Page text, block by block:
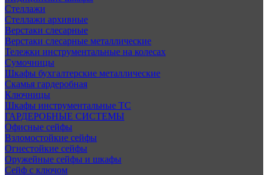
Стеллажи
Стеллажи архивные
Верстаки слесарные
Верстаки слесарные металлические
Тележки инструментальные на колесах
Сумочницы
Шкафы бухгалтерские металлические
Скамья гардеробная
Ключницы
Шкафы инструментальные ТС
ГАРДЕРОБНЫЕ СИСТЕМЫ
Офисные сейфы
Взломостойкие сейфы
Огнестойкие сейфы
Оружейные сейфы и шкафы
Сейф с ключом